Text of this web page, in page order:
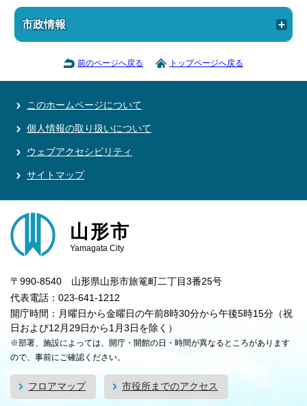
市政情報
前のページへ戻る トップページへ戻る
このホームページについて
個人情報の取り扱いについて
ウェブアクセシビリティ
サイトマップ
山形市
Yamagata City
〒990-8540 山形県山形市旅篭町二丁目3番25号
代表電話：023-641-1212
開庁時間：月曜日から金曜日の午前8時30分から午後5時15分（祝
日および12月29日から1月3日を除く）
※部署、施設によっては、開庁・開館の日・時間が異なるところがあります
ので、事前にご確認ください。
フロアマップ 市役所までのアクセス